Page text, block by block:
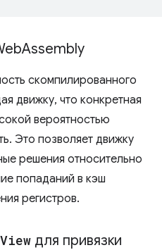
Assembly
скомпилированного
движку, что конкретная
вероятностью
Это позволяет движку
решения относительно
попаданий в кэш
регистров.
View для привязки